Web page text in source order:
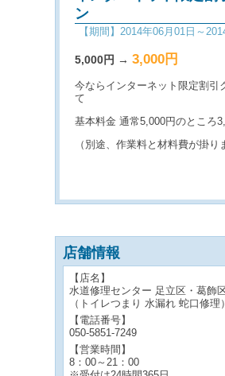
ン
【期間】2014年06月01日～
5,000円 → 3,000円
今ならインターネット限定割引
て
基本料金 通常5,000円のところ
（別途、作業料と材料費が掛り
店舗情報
【店名】
水道修理センター 足立区・葛飾
（トイレつまり 水漏れ 蛇口修理）
【電話番号】
050-5851-7249
【営業時間】
8：00～21：00